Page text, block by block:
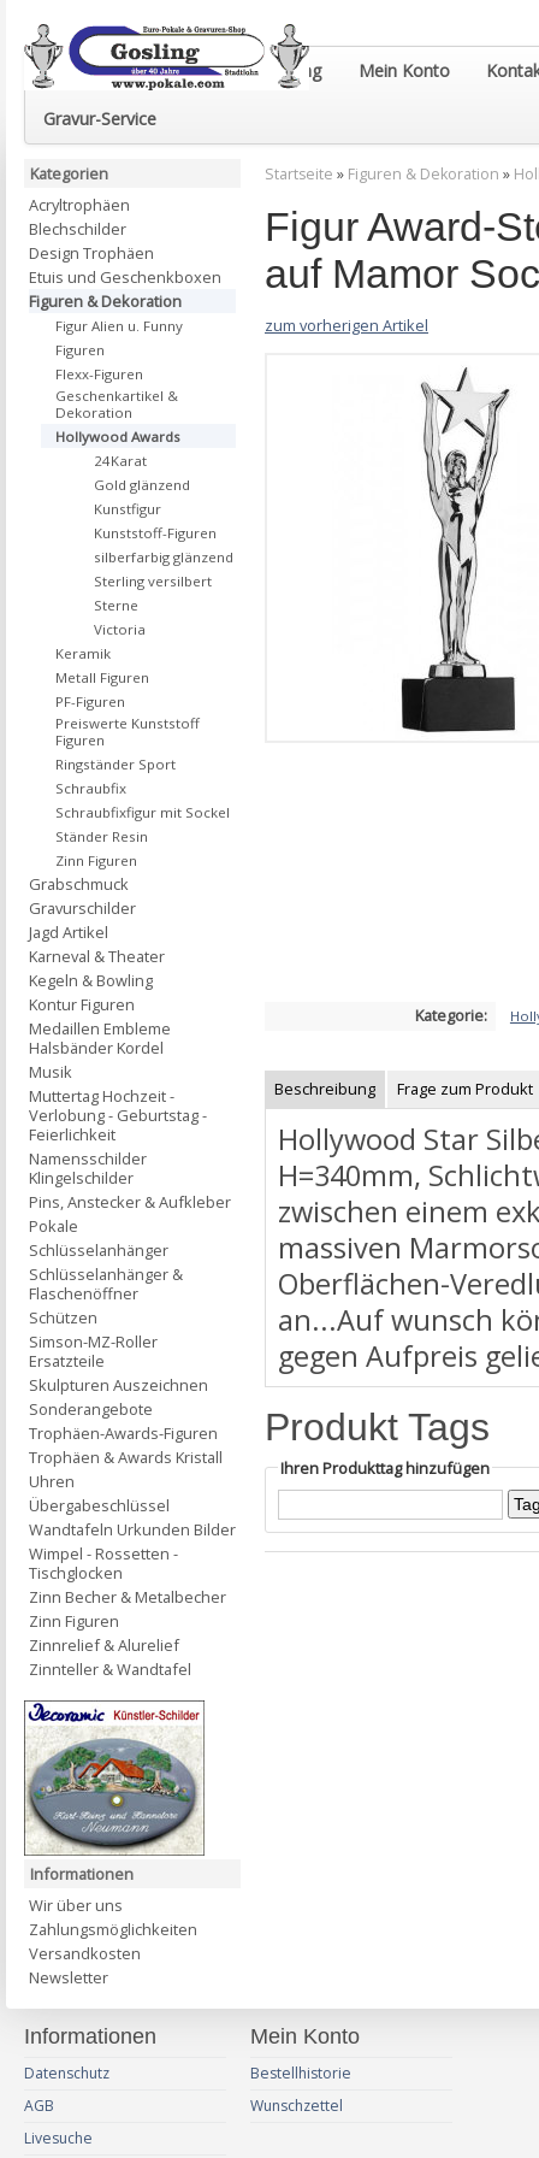
Euro-Pokale & Gravur-Shop Gosling Mein Konto
Gravur-Service
Startseite » Figuren & Dekoration »
Figur Award-
auf Mamor
zum vorherigen Artikel
Kategorie:
Beschreibung Frage zum Produkt
Hollywood Star
H=340mm,
zwischen einem
massiven
Oberflächen-
an...Auf wunsch
gegen Aufpreis
Produkt Tags
Ihren Produkttag hinzufügen
Kategorien
Acryltrophäen
Blechschilder
Design Trophäen
Etuis und Geschenkboxen
Figuren & Dekoration
Figur Alien u. Funny
Figuren
Flexx-Figuren
Geschenkartikel &
Dekoration
Hollywood Awards
24Karat
Gold glänzend
Kunstfigur
Kunststoff-Figuren
silberfarbig glänzend
Sterling versilbert
Sterne
Victoria
Keramik
Metall Figuren
PF-Figuren
Preiswerte Kunststoff
Figuren
Ringständer Sport
Schraubfix
Schraubfixfigur mit Sockel
Ständer Resin
Zinn Figuren
Grabschmuck
Gravurschilder
Jagd Artikel
Karneval & Theater
Kegeln & Bowling
Kontur Figuren
Medaillen Embleme
Halsbänder Kordel
Musik
Muttertag Hochzeit -
Verlobung - Geburtstag -
Feierlichkeit
Namensschilder
Klingelschilder
Pins, Anstecker & Aufkleber
Pokale
Schlüsselanhänger
Schlüsselanhänger &
Flaschenöffner
Schützen
Simson-MZ-Roller
Ersatzteile
Skulpturen Auszeichnen
Sonderangebote
Trophäen-Awards-Figuren
Trophäen & Awards Kristall
Uhren
Übergabeschlüssel
Wandtafeln Urkunden Bilder
Wimpel - Rossetten -
Tischglocken
Zinn Becher & Metalbecher
Zinn Figuren
Zinnrelief & Alurelief
Zinnteller & Wandtafel
Informationen
Wir über uns
Zahlungsmöglichkeiten
Versandkosten
Newsletter
Informationen
Datenschutz
AGB
Livesuche
Mein Konto
Bestellhistorie
Wunschzettel